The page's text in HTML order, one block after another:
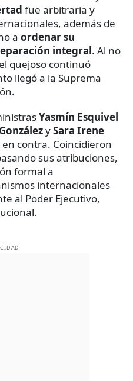
fue arbitraria y
además de
a ordenar su
integral. Al no
quejoso continuó
llegó a la Suprema
Yasmín Esquivel
ySara Irene
contra. Coincidieron
sus atribuciones,
formal a
internacionales
al Poder Ejecutivo,